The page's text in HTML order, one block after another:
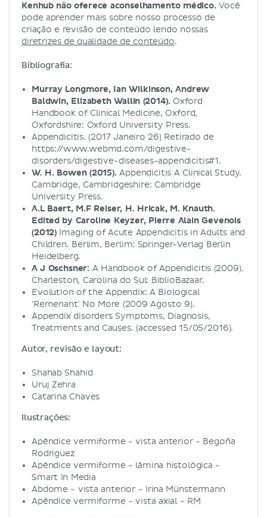
Kenhub não oferece aconselhamento médico. Você
pode aprender mais sobre nosso processo de
criação e revisão de conteúdo lendo nossas
diretrizes de qualidade de conteúdo.
Bibliografia:
Murray Longmore, Ian Wilkinson, Andrew
Baldwin, Elizabeth Wallin (2014). Oxford
Handbook of Clinical Medicine, Oxford,
Oxfordshire: Oxford University Press.
Appendicitis. (2017 Janeiro 26) Retirado de
https://www.webmd.com/digestive-
disorders/digestive-diseases-appendicitis#1.
W. H. Bowen (2015). Appendicitis A Clinical Study.
Cambridge, Cambridgeshire: Cambridge
University Press.
A.L Baert, M.F Reiser, H. Hricak, M. Knauth.
Edited by Caroline Keyzer, Pierre Alain Gevenois
(2012) Imaging of Acute Appendicitis in Adults and
Children. Berlim, Berlim: Springer-Verlag Berlin
Heidelberg.
A J Oschsner: A Handbook of Appendicitis (2009).
Charleston, Carolina do Sul: BiblioBazaar.
Evolution of the Appendix: A Biological
'Remenant' No More (2009 Agosto 9).
Appendix disorders Symptoms, Diagnosis,
Treatments and Causes. (accessed 15/05/2016).
Autor, revisão e layout:
Shahab Shahid
Uruj Zehra
Catarina Chaves
Ilustrações:
Apêndice vermiforme - vista anterior - Begoña
Rodriguez
Apêndice vermiforme - lâmina histológica -
Smart In Media
Abdome - vista anterior - Irina Münstermann
Apêndice vermiforme - vista axial - RM